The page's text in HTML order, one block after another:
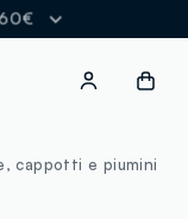
cappotti e piumini